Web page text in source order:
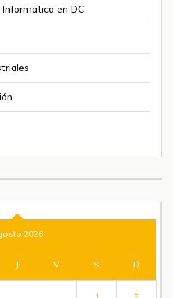
en DC
2026
J V S D